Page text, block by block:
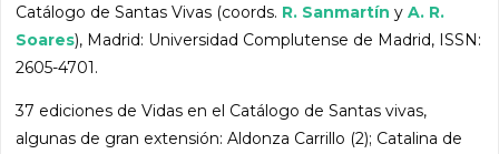
Catálogo de Santas Vivas (coords. R. Sanmartín yA. R.
Soares), Madrid: Universidad Complutense de Madrid, ISSN:
2605-4701.
37 ediciones de Vidas en el Catálogo de Santas vivas,
algunas de gran extensión: Aldonza Carrillo (2); Catalina de